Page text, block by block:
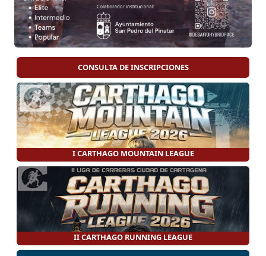
CONSULTA DE INSCRIPCIONES
I CARTHAGO MOUNTAIN LEAGUE
II CARTHAGO RUNNING LEAGUE